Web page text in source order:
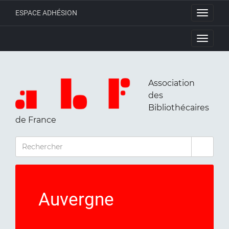
Toggle
ESPACE ADHÉSION
Toggle
Association
des
Bibliothécaires
de France
RECHERCHER
Auvergne